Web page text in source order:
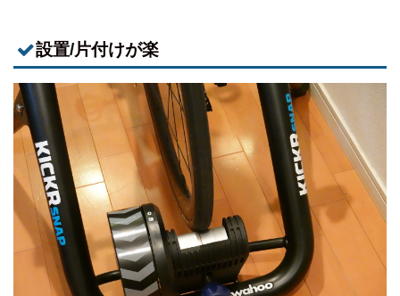
設置/片付けが楽